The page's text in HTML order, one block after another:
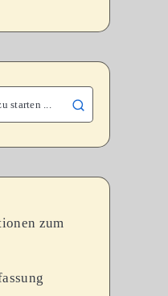
zum